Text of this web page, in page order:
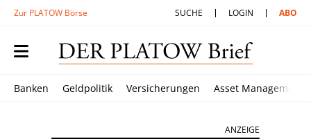
Zur PLATOW Börse SUCHE LOGIN ABO
Banken Geldpolitik Versicherungen Asset Management
ANZEIGE